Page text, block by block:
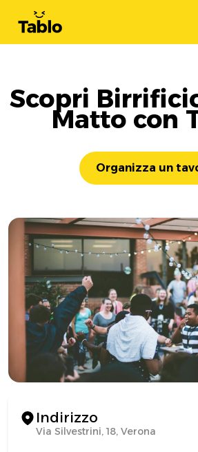
Scopri
Matto con
Organizza un
Indirizzo
Via Silvestrini, 18, Verona